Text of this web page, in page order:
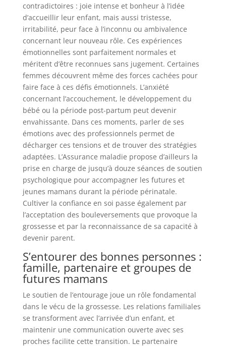
contradictoires : joie intense et bonheur à l’idée
d’accueillir leur enfant, mais aussi tristesse,
irritabilité, peur face à l’inconnu ou ambivalence
concernant leur nouveau rôle. Ces expériences
émotionnelles sont parfaitement normales et
méritent d’être reconnues sans jugement. Certaines
femmes découvrent même des forces cachées pour
faire face à ces défis émotionnels. L’anxiété
concernant l’accouchement, le développement du
bébé ou la période post-partum peut devenir
envahissante. Dans ces moments, parler de ses
émotions avec des professionnels permet de
décharger ces tensions et de trouver des stratégies
adaptées. L’Assurance maladie propose d’ailleurs la
prise en charge de jusqu’à douze séances de soutien
psychologique pour accompagner les futures et
jeunes mamans durant la période périnatale.
Cultiver la confiance en soi passe également par
l’acceptation des bouleversements que provoque la
grossesse et par la reconnaissance de sa capacité à
devenir parent.
S’entourer des bonnes personnes :
famille, partenaire et groupes de
futures mamans
Le soutien de l’entourage joue un rôle fondamental
dans le vécu de la grossesse. Les relations familiales
se transforment avec l’arrivée d’un enfant, et
maintenir une communication ouverte avec ses
proches facilite cette transition. Le partenaire